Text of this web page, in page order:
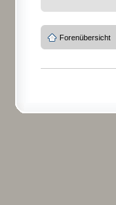
Forenübersicht